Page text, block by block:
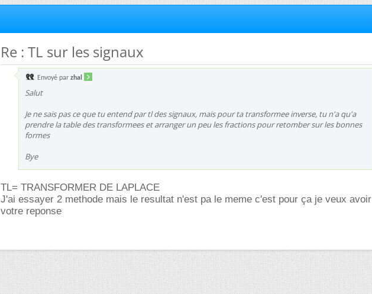
Re : TL sur les signaux
Envoyé par zhal
Salut
Je ne sais pas ce que tu entend par tl des signaux, mais pour ta transformee inverse, tu n'a qu'a
prendre la table des transformees et arranger un peu les fractions pour retomber sur les bonnes
formes
Bye
TL= TRANSFORMER DE LAPLACE
J'ai essayer 2 methode mais le resultat n'est pa le meme c'est pour ça je veux avoir
votre reponse